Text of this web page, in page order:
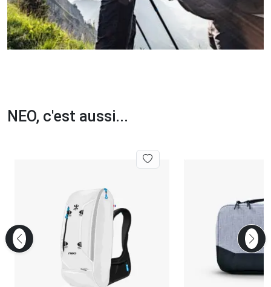
NEO, c'est aussi...